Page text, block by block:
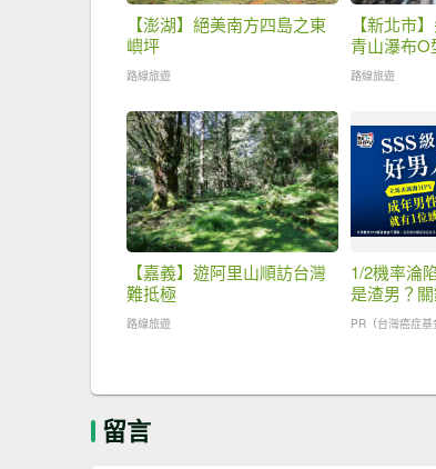
【澎湖】絕美南方四島之東
嶼坪
路線旅遊
【新北市
青山瀑布O
路線旅遊
【嘉義】遊阿里山順訪台灣
難抵極
路線旅遊
1/2機率淪
是渣男？
PR（台灣癌症基
留言